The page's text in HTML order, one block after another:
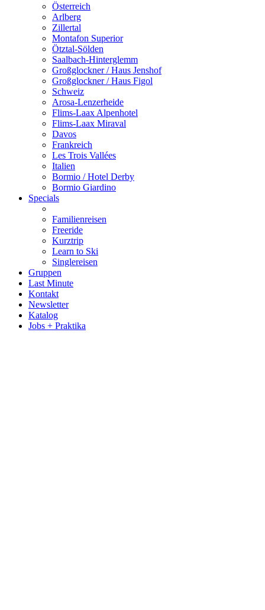
Österreich
Arlberg
Zillertal
Montafon Superior
Ötztal-Sölden
Saalbach-Hinterglemm
Großglockner / Haus Jenshof
Großglockner / Haus Figol
Schweiz
Arosa-Lenzerheide
Flims-Laax Alpenhotel
Flims-Laax Miraval
Davos
Frankreich
Les Trois Vallées
Italien
Bormio / Hotel Derby
Bormio Giardino
Specials
Familienreisen
Freeride
Kurztrip
Learn to Ski
Singlereisen
Gruppen
Last Minute
Kontakt
Newsletter
Katalog
Jobs + Praktika